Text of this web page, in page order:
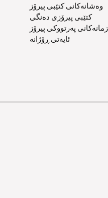
وەشانەکانی کتێبی پیرۆز
کتێبی پیرۆزی دەنگی
زمانەکانی پەرتووکی پیرۆز
ئایەتی ڕۆژانە